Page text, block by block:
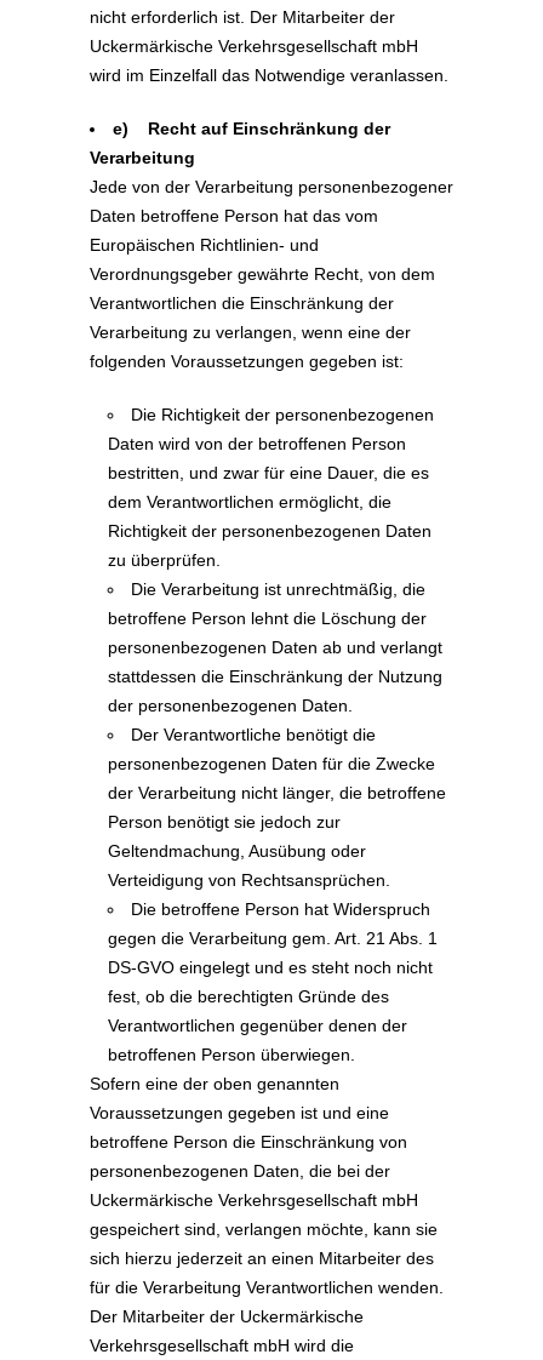
nicht erforderlich ist. Der Mitarbeiter der
Uckermärkische Verkehrsgesellschaft mbH
wird im Einzelfall das Notwendige veranlassen.
e) Recht auf Einschränkung der
Verarbeitung
Jede von der Verarbeitung personenbezogener
Daten betroffene Person hat das vom
Europäischen Richtlinien- und
Verordnungsgeber gewährte Recht, von dem
Verantwortlichen die Einschränkung der
Verarbeitung zu verlangen, wenn eine der
folgenden Voraussetzungen gegeben ist:
Die Richtigkeit der personenbezogenen
Daten wird von der betroffenen Person
bestritten, und zwar für eine Dauer, die es
dem Verantwortlichen ermöglicht, die
Richtigkeit der personenbezogenen Daten
zu überprüfen.
Die Verarbeitung ist unrechtmäßig, die
betroffene Person lehnt die Löschung der
personenbezogenen Daten ab und verlangt
stattdessen die Einschränkung der Nutzung
der personenbezogenen Daten.
Der Verantwortliche benötigt die
personenbezogenen Daten für die Zwecke
der Verarbeitung nicht länger, die betroffene
Person benötigt sie jedoch zur
Geltendmachung, Ausübung oder
Verteidigung von Rechtsansprüchen.
Die betroffene Person hat Widerspruch
gegen die Verarbeitung gem. Art. 21 Abs. 1
DS-GVO eingelegt und es steht noch nicht
fest, ob die berechtigten Gründe des
Verantwortlichen gegenüber denen der
betroffenen Person überwiegen.
Sofern eine der oben genannten
Voraussetzungen gegeben ist und eine
betroffene Person die Einschränkung von
personenbezogenen Daten, die bei der
Uckermärkische Verkehrsgesellschaft mbH
gespeichert sind, verlangen möchte, kann sie
sich hierzu jederzeit an einen Mitarbeiter des
für die Verarbeitung Verantwortlichen wenden.
Der Mitarbeiter der Uckermärkische
Verkehrsgesellschaft mbH wird die